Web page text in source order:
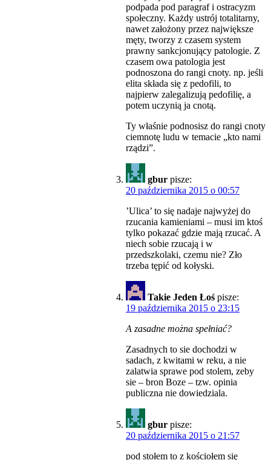
podpada pod paragraf i ostracyzm
społeczny. Każdy ustrój totalitarny,
nawet założony przez największe
męty, tworzy z czasem system
prawny sankcjonujący patologie. Z
czasem owa patologia jest
podnoszona do rangi cnoty. np. jeśli
elita składa się z pedofili, to
najpierw zalegalizują pedofilię, a
potem uczynią ja cnotą.
Ty właśnie podnosisz do rangi cnoty
ciemnotę ludu w temacie „kto nami
rządzi”.
gbur pisze:
20 października 2015 o 00:57
’Ulica’ to się nadaje najwyżej do
rzucania kamieniami – musi im ktoś
tylko pokazać gdzie mają rzucać. A
niech sobie rzucają i w
przedszkolaki, czemu nie? Zło
trzeba tępić od kołyski.
Takie Jeden Łoś pisze:
19 października 2015 o 23:15
A zasadne można spełniać?
Zasadnych to sie dochodzi w
sadach, z kwitami w reku, a nie
zalatwia sprawe pod stolem, zeby
sie – bron Boze – tzw. opinia
publiczna nie dowiedziala.
gbur pisze:
20 października 2015 o 21:57
pod stołem to z kościołem się